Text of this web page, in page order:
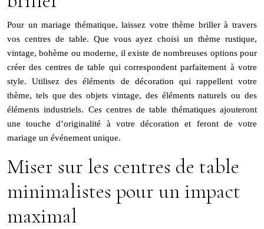
Pour un mariage thématique, laissez votre thème briller à travers
vos centres de table. Que vous ayez choisi un thème rustique,
vintage, bohème ou moderne, il existe de nombreuses options pour
créer des centres de table qui correspondent parfaitement à votre
style. Utilisez des éléments de décoration qui rappellent votre
thème, tels que des objets vintage, des éléments naturels ou des
éléments industriels. Ces centres de table thématiques ajouteront
une touche d’originalité à votre décoration et feront de votre
mariage un événement unique.
Miser sur les centres de table
minimalistes pour un impact
maximal